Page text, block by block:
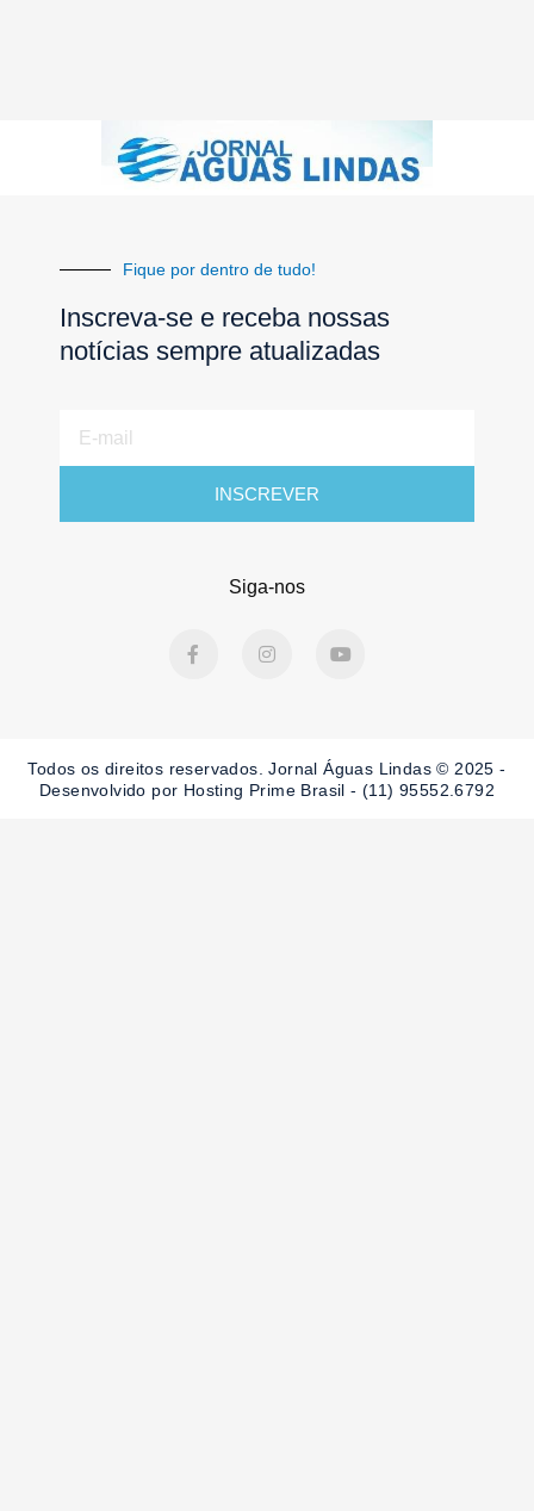
Fique por dentro de tudo!
Inscreva-se e receba nossas
notícias sempre atualizadas
mail
INSCREVER
Siga-nos
a
k
-
n
a
m
o
Todos os direitos reservados. Jornal Águas Lindas © 2025 -
Desenvolvido por Hosting Prime Brasil - (11) 95552.6792